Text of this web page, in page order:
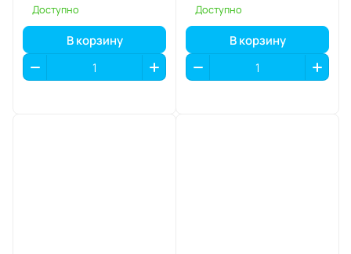
Доступно
В корзину
Доступно
В корзину